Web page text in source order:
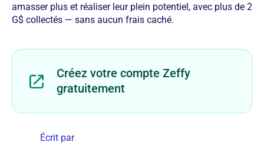
amasser plus et réaliser leur plein potentiel, avec plus de 2
G$ collectés — sans aucun frais caché.
Créez votre compte Zeffy
gratuitement
Écrit par